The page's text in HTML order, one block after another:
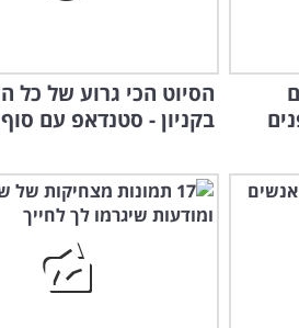
הסיוט הכי גרוע של כל
בקניון - סטנדאפ עם